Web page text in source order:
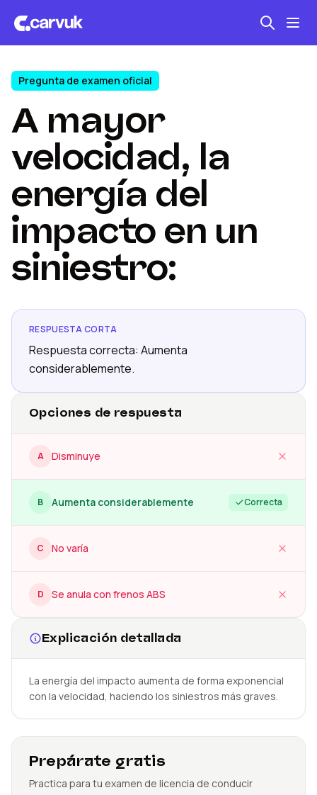
Seguro automotriz
Mantención kilometraje
Revisión técnica
Pregunta de examen oficial
A mayor
velocidad, la
energía del
impacto en un
siniestro:
RESPUESTA CORTA
Respuesta correcta: Aumenta
considerablemente.
Opciones de respuesta
A Disminuye
B Aumenta considerablemente Correcta
C No varía
D Se anula con frenos ABS
Explicación detallada
La energía del impacto aumenta de forma exponencial
con la velocidad, haciendo los siniestros más graves.
Prepárate gratis
Practica para tu examen de licencia de conducir